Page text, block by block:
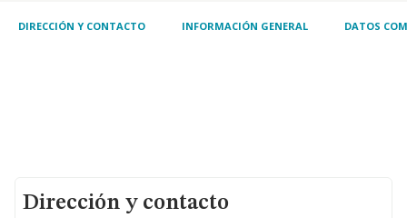
por may
DIRECCIÓN Y CONTACTO INFORMACIÓN GENERAL DATOS
Dirección y contacto